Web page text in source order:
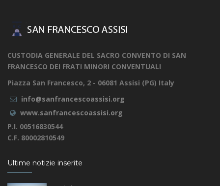
CUSTODIA GENERALE DEL SACRO CONVENTO DI SAN
FRANCESCO DEI FRATI MINORI CONVENTUALI
Piazza San Francesco, 2 - 06081 Assisi (PG) Italy
info@sanfrancescoassisi.org
www.sanfrancescoassisi.org
P.I. 00516830544
C.F. 80002810549
Ultime notizie inserite